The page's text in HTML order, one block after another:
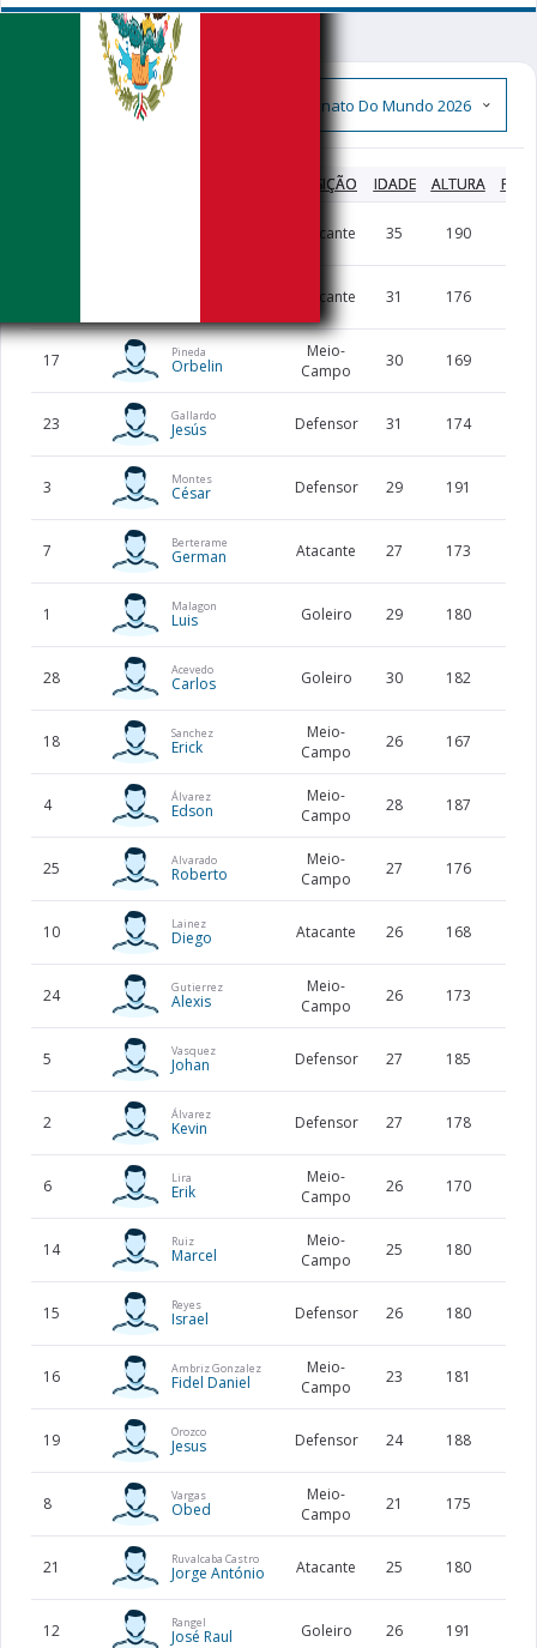
Elenco Completo
POSIÇÃO IDADE ALTURA PESO
Atacante 35 190
Atacante 31 176
17 Pineda
Orbelin
Meio-
Campo
30 169
23 Gallardo
Jesús Defensor 31 174
3 Montes
César Defensor 29 191
7 Berterame
German Atacante 27 173
1 Malagon
Luis Goleiro 29 180
28 Acevedo
Carlos Goleiro 30 182
18 Sanchez
Erick
Meio-
Campo
26 167
4 Álvarez
Edson
Meio-
Campo
28 187
25 Alvarado
Roberto
Meio-
Campo
27 176
10 Lainez
Diego Atacante 26 168
24 Gutierrez
Alexis
Meio-
Campo
26 173
5 Vasquez
Johan Defensor 27 185
2 Álvarez
Kevin Defensor 27 178
6 Lira
Erik
Meio-
Campo
26 170
14 Ruiz
Marcel
Meio-
Campo
25 180
15 Reyes
Israel Defensor 26 180
16 Ambriz Gonzalez
Fidel Daniel
Meio-
Campo
23 181
19 Orozco
Jesus Defensor 24 188
8 Vargas
Obed
Meio-
Campo
21 175
21 Ruvalcaba Castro
Jorge António Atacante 25 180
12 Rangel
José Raul Goleiro 26 191